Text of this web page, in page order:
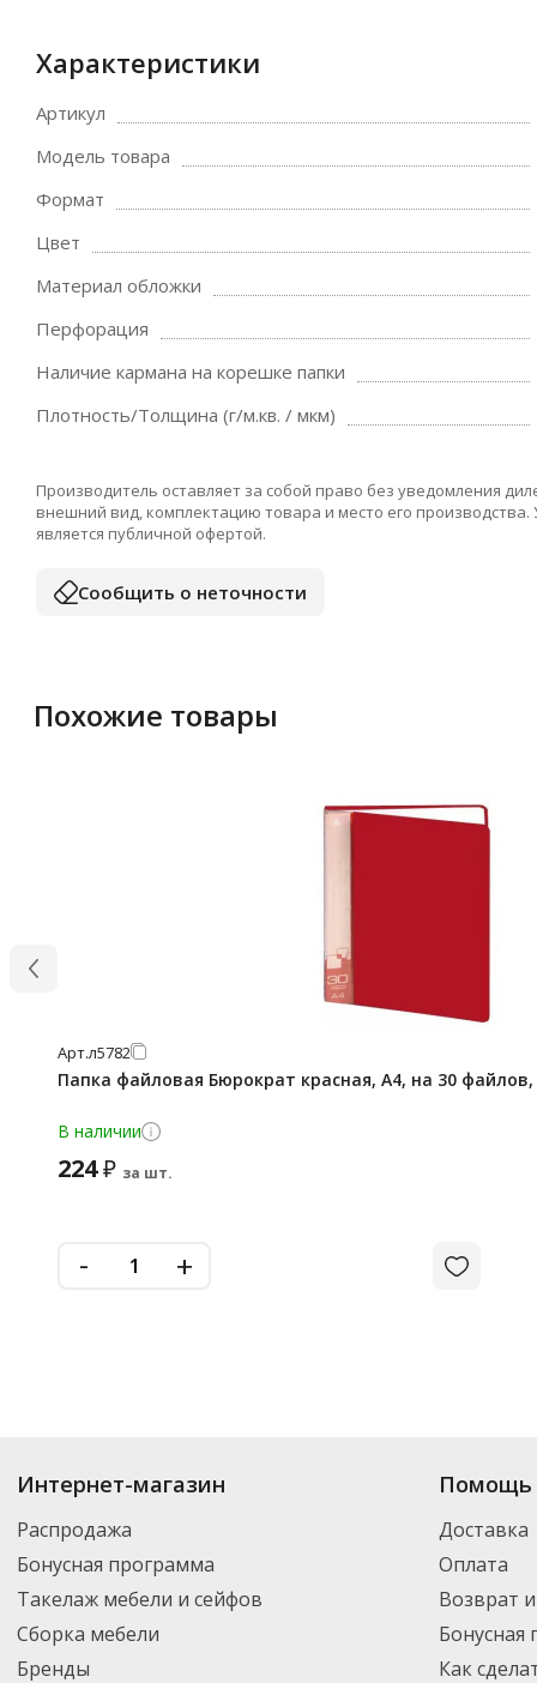
Характеристики
Артикул
Модель товара
Формат
Цвет
Материал обложки
Перфорация
Наличие кармана на корешке папки
Плотность/Толщина (г/м.кв. / мкм)
Производитель оставляет за собой право без уведомления
внешний вид, комплектацию товара и место его
является публичной офертой.
Сообщить о неточности
Похожие товары
Арт.л5782
Папка файловая Бюрократ красная, А4, на 30 файлов,
В наличии
224₽ за шт.
- +
Интернет-магазин
Распродажа
Бонусная программа
Такелаж мебели и сейфов
Сборка мебели
Бренды
Помощь
Доставка
Оплата
Возврат
Бонусная
Как